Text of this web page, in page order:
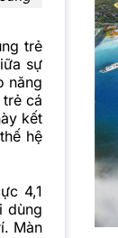
trẻ
sự
năng
cá
kết
hệ
4,1
dùng
Màn